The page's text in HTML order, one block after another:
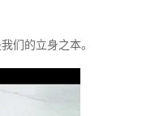
们的立身之本。